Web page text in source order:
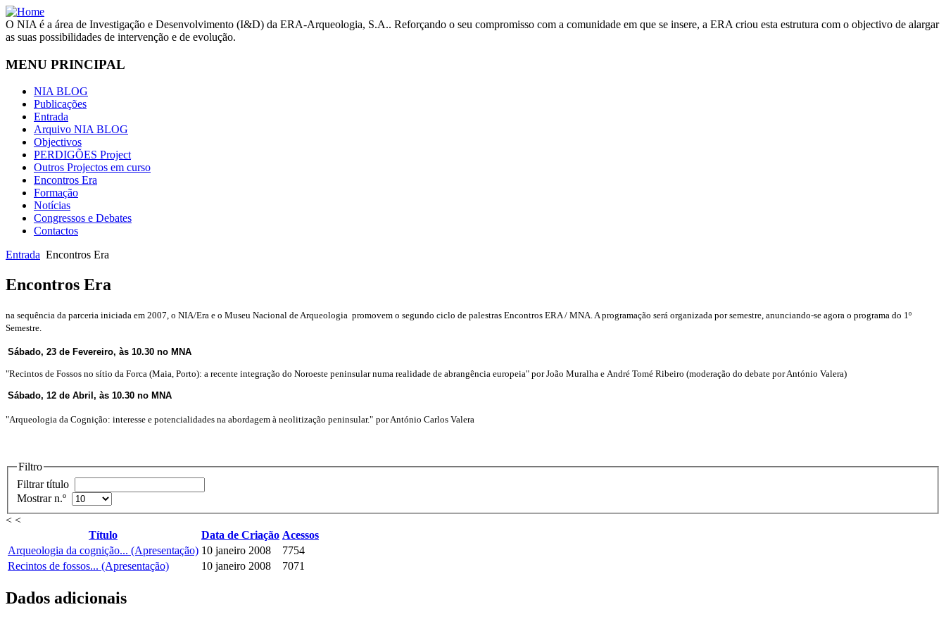
O NIA é a área de Investigação e Desenvolvimento (I&D) da ERA-Arqueologia, S.A.. Reforçando o seu compromisso com a comunidade em que se insere, a ERA criou esta estrutura com o objectivo de alargar
as suas possibilidades de intervenção e de evolução.
MENU PRINCIPAL
NIA BLOG
Publicações
Entrada
Arquivo NIA BLOG
Objectivos
PERDIGÕES Project
Outros Projectos em curso
Encontros Era
Formação
Notícias
Congressos e Debates
Contactos
Entrada Encontros Era
Encontros Era
na sequência da parceria iniciada em 2007, o NIA/Era e o Museu Nacional de Arqueologia promovem o segundo ciclo de palestras Encontros ERA / MNA. A programação será organizada por semestre, anunciando-se agora o programa do 1º
Semestre.
Sábado, 23 de Fevereiro, às 10.30 no MNA
"Recintos de Fossos no sítio da Forca (Maia, Porto): a recente integração do Noroeste peninsular numa realidade de abrangência europeia" por João Muralha e André Tomé Ribeiro (moderação do debate por António Valera)
Sábado, 12 de Abril, às 10.30 no MNA
"Arqueologia da Cognição: interesse e potencialidades na abordagem à neolitização peninsular." por António Carlos Valera
Filtro
Filtrar título
Mostrar n.º
< <
Título
Data de Criação Acessos
Arqueologia da cognição... (Apresentação) 10 janeiro 2008
7754
Recintos de fossos... (Apresentação)
10 janeiro 2008 7071
Dados adicionais